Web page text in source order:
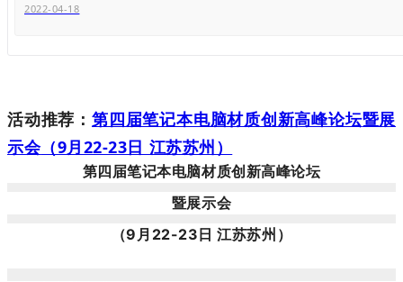
2022-04-18
活动推荐： 第四届笔记本电脑材质创新高峰论坛暨展
示会（9月22-23日 江苏苏州）
第四届笔记本电脑材质创新高峰论坛
暨展示会
（9月22-23日 江苏苏州）